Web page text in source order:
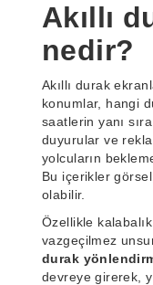
Akıllı
nedir?
Akıllı durak
konumlar, hangi
saatlerin yanı
duyurular ve
yolcuların
Bu içerikler
olabilir.
Özellikle
vazgeçilmez
durak
devreye girerek,